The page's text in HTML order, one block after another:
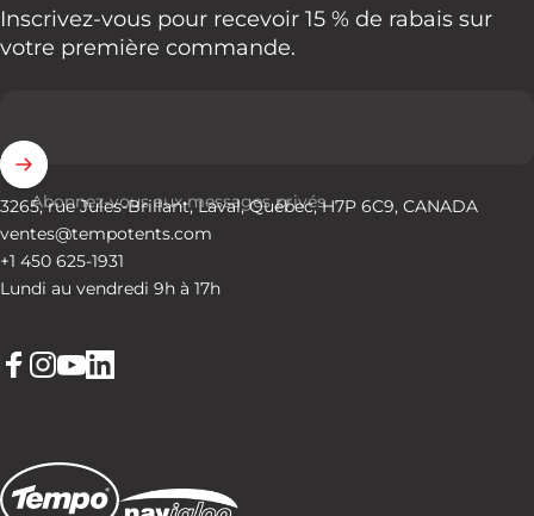
Inscrivez-vous pour recevoir 15 % de rabais sur
votre première commande.
Abonnez-vous aux messages privés
3265, rue Jules-Brillant, Laval, Québec, H7P 6C9, CANADA
ventes@tempotents.com
+1 450 625-1931
Lundi au vendredi 9h à 17h